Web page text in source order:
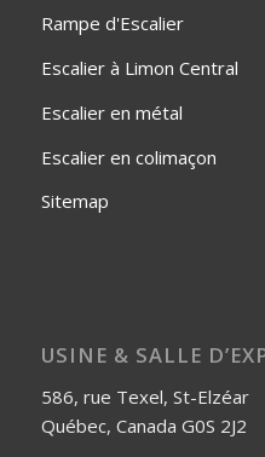
Rampe d'Escalier
Escalier à Limon Central
Escalier en métal
Escalier en colimaçon
Sitemap
USINE & SALLE
586, rue Texel, St-Elzéar
Québec, Canada G0S 2J2